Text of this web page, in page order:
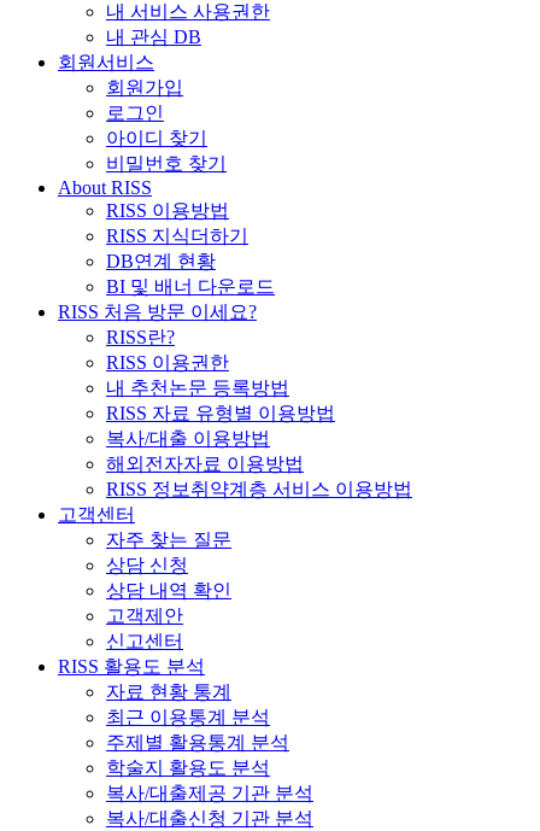
내 서비스 사용권한
내 관심 DB
회원서비스
회원가입
로그인
아이디 찾기
비밀번호 찾기
About RISS
RISS 이용방법
RISS 지식더하기
DB연계 현황
BI 및 배너 다운로드
RISS 처음 방문 이세요?
RISS란?
RISS 이용권한
내 추천논문 등록방법
RISS 자료 유형별 이용방법
복사/대출 이용방법
해외전자자료 이용방법
RISS 정보취약계층 서비스 이용방법
고객센터
자주 찾는 질문
상담 신청
상담 내역 확인
고객제안
신고센터
RISS 활용도 분석
자료 현황 통계
최근 이용통계 분석
주제별 활용통계 분석
학술지 활용도 분석
복사/대출제공 기관 분석
복사/대출신청 기관 분석